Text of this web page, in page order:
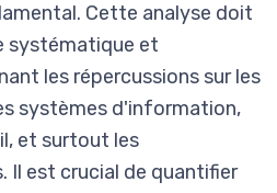
Cette analyse doit
systématique et
les répercussions sur les
systèmes d'information,
et surtout les
Il est crucial de quantifier